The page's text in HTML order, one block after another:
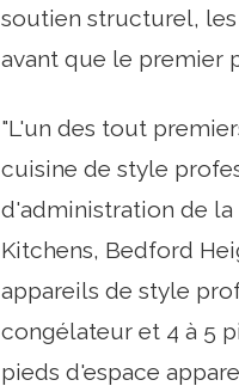
soutien structurel,
avant que le premier
"L'un des tout
cuisine de style
d'administration de
Kitchens, Bedford
appareils de style
congélateur et 4 à 5
pieds d'espace